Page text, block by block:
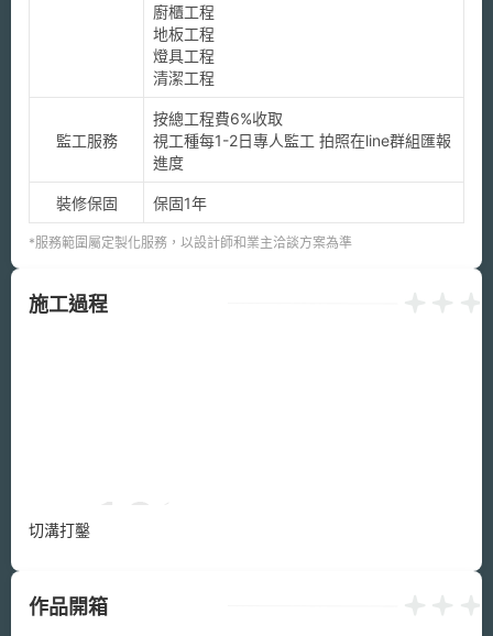
廚櫃工程
地板工程
燈具工程
清潔工程
監工服務
按總工程費6%收取
視工種每1-2日專人監工 拍照在line群組匯報
進度
裝修保固 保固1年
*服務範圍屬定製化服務，以設計師和業主洽談方案為準
施工過程
切溝打鑿
作品開箱